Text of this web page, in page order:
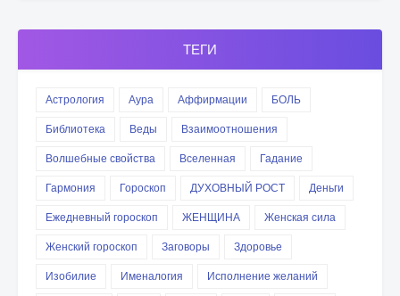
ТЕГИ
Астрология Аура Аффирмации
БОЛЬ
Библиотека
Веды
Взаимоотношения
Волшебные свойства
Вселенная
Гадание
Гармония
Гороскоп ДУХОВНЫЙ РОСТ
Деньги
Ежедневный гороскоп
ЖЕНЩИНА
Женская сила
Женский гороскоп
Заговоры
Здоровье
Изобилие
Именалогия
Исполнение желаний